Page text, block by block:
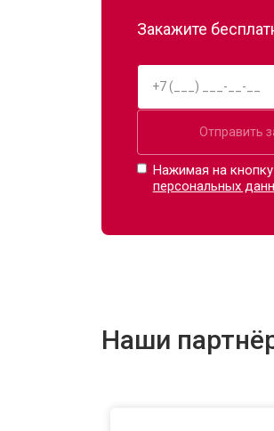
Закажите
Отправить
Нажимая на
персональных
Наши